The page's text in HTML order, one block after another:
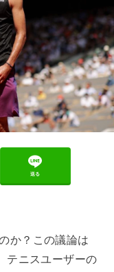
送る
か？この議論は
テニスユーザーの